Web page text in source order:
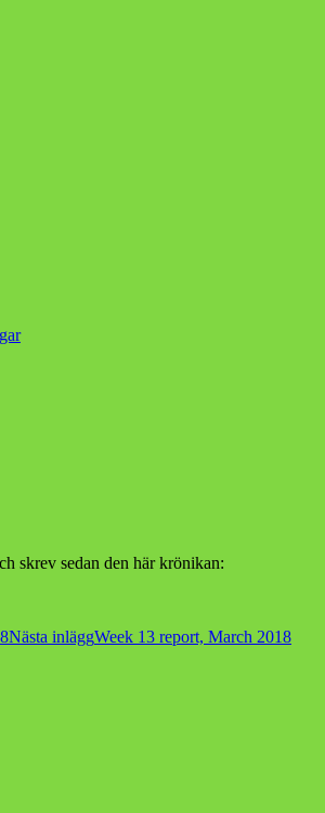
skrev sedan den här krönikan:
Nästa inläggWeek 13 report, March 2018